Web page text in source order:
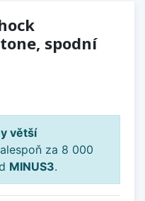
spodní
větší
za 8 000
MINUS3.